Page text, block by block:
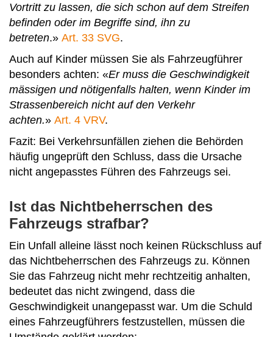
Vortritt zu lassen, die sich schon auf dem Streifen
befinden oder im Begriffe sind, ihn zu
betreten.» Art. 33 SVG.
Auch auf Kinder müssen Sie als Fahrzeugführer
besonders achten: «Er muss die Geschwindigkeit
mässigen und nötigenfalls halten, wenn Kinder im
Strassenbereich nicht auf den Verkehr
achten.» Art. 4 VRV.
Fazit: Bei Verkehrsunfällen ziehen die Behörden
häufig ungeprüft den Schluss, dass die Ursache
nicht angepasstes Führen des Fahrzeugs sei.
Ist das Nichtbeherrschen des
Fahrzeugs strafbar?
Ein Unfall alleine lässt noch keinen Rückschluss auf
das Nichtbeherrschen des Fahrzeugs zu. Können
Sie das Fahrzeug nicht mehr rechtzeitig anhalten,
bedeutet das nicht zwingend, dass die
Geschwindigkeit unangepasst war. Um die Schuld
eines Fahrzeugführers festzustellen, müssen die